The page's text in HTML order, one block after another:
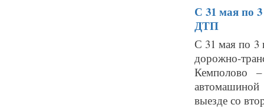
С 31 мая по
ДТП
С 31 мая по 3
дорожно-
Кемполово
выезде со